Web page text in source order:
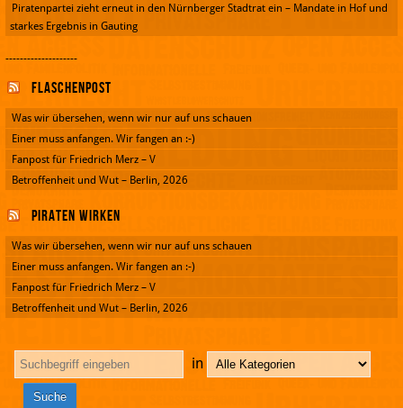
Piratenpartei zieht erneut in den Nürnberger Stadtrat ein – Mandate in Hof und
starkes Ergebnis in Gauting
--------------------
Flaschenpost
Was wir übersehen, wenn wir nur auf uns schauen
Einer muss anfangen. Wir fangen an :-)
Fanpost für Friedrich Merz – V
Betroffenheit und Wut – Berlin, 2026
Piraten wirken
Was wir übersehen, wenn wir nur auf uns schauen
Einer muss anfangen. Wir fangen an :-)
Fanpost für Friedrich Merz – V
Betroffenheit und Wut – Berlin, 2026
in